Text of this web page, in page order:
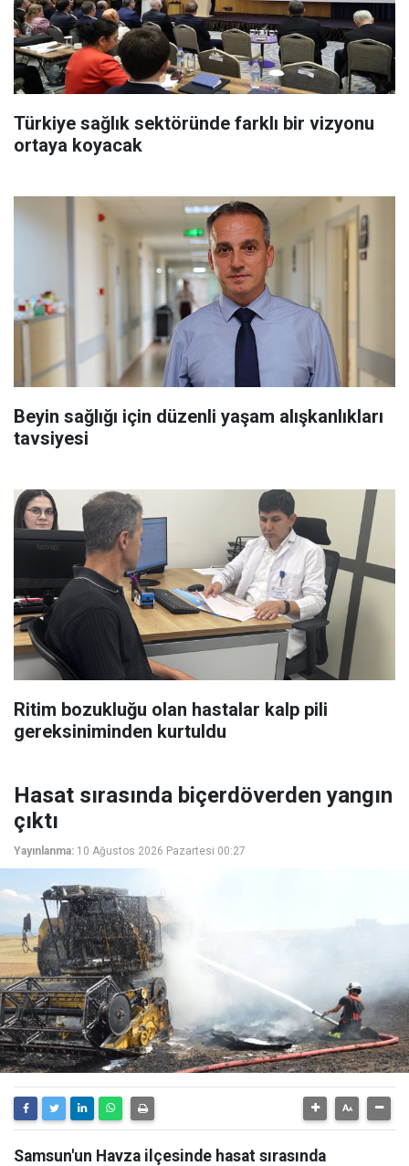
Türkiye sağlık sektöründe farklı bir vizyonu
ortaya koyacak
Beyin sağlığı için düzenli yaşam alışkanlıkları
tavsiyesi
Ritim bozukluğu olan hastalar kalp pili
gereksiniminden kurtuldu
Hasat sırasında biçerdöverden yangın
çıktı
Yayınlanma: 10 Ağustos 2026 Pazartesi 00:27
Samsun'un Havza ilçesinde hasat sırasında